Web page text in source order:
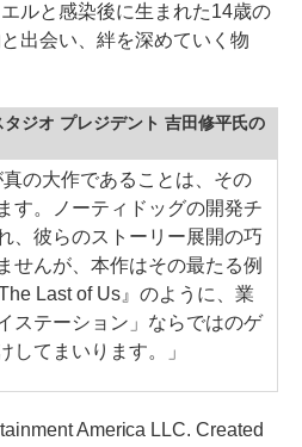
ルと感染後に生まれた14歳の
出会い、絆を深めていく物
タジオ プレジデント 吉田修平氏の
真の大作であることは、その
す。ノーティドッグの開発チ
、彼らのストーリー展開の巧
せんが、本作はその最たる例
Last of Us』のように、業
ステーション」ならではのゲ
してまいります。」
America LLC. Created